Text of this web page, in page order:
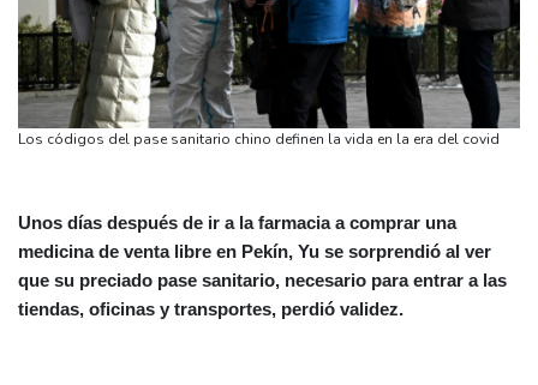
Nava de la Asunción
33 °C
Bueno Aires
30 °C
Punta Arena
32 °C
Montevideo
15 °C Panama
29 °C
San Salvador
Grenada
36 °C Mexico City
23 °C
Alicante
30 °C Córdoba
37 °C
Málaga
32 °C Murcia
31 °C
Las Palmas de Gran Canaria
27 °C
responsable de la lucha anticovid Anthony Fauci
Irán amenazó con "dejar a oscuras" el Golfo en caso de ataques
de EEUU
Netflix estrenará en primicia un adelanto del videojuego GTA VI
Los códigos del pase sanitario chino definen la vida en la era del covid
Unos días después de ir a la farmacia a comprar una
medicina de venta libre en Pekín, Yu se sorprendió al ver
que su preciado pase sanitario, necesario para entrar a las
tiendas, oficinas y transportes, perdió validez.